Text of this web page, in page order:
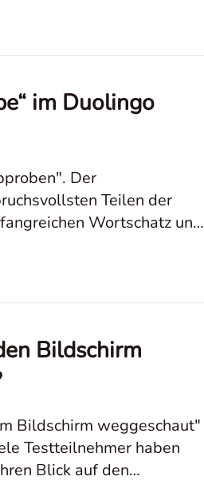
im Duolingo
Der
Teilen der
Wortschatz und
Bildschirm
Bildschirm weggeschaut"
Testteilnehmer haben
Blick auf den